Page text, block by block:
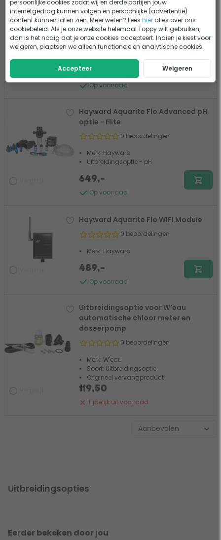
Hayward Aquarite Flo Advanced
redox optie - Elite
0 beoordelingen
Merk: Hayward
Op voorraad
629,-
Hayward Aquarite Flo Advanced pH
optie - Elite
0 beoordelingen
Merk: Hayward
Uitbreidingsoptie - pH
Op voorraad
649,-
Hayward Aquarite Flo WIFI Module
0 beoordelingen
Merk: Hayward
Op voorraad
489,-
Uitbreidingsoptie voor W'eau
automatische chloor meter en
doseerpomp
0 beoordelingen
Merk: W'eau
Soort: Uitbreidingsoptie
Origineel vervangproduct
Tijdelijk uit voorraad
119,50
Uitbreidingsopties
Eerder bekeken door jou
persoonlijke cookies zodat wij en derde partijen jouw
internetgedrag kunnen volgen en persoonlijke (advertentie)
content kunnen laten zien. Meer weten? Leeshier alles over ons
cookiebeleid. Als je onze website helemaal Toppy wilt gebruiken,
dan is het nodig dat je onze cookies accepteert. Indien je kiest voor
weigeren, plaatsen we alleen functionele en analytische cookies.
Accepteer Weigeren